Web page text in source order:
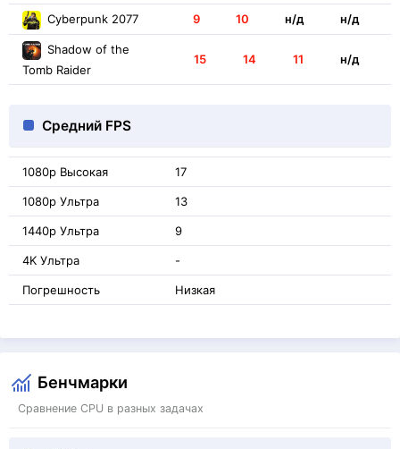
Cyberpunk 2077 9 10 н/д н/д
Shadow of the
Tomb Raider
15 14 11 н/д
Средний FPS
1080p Высокая 17
1080p Ультра 13
1440p Ультра 9
4K Ультра -
Погрешность Низкая
Бенчмарки
Сравнение CPU в разных задачах